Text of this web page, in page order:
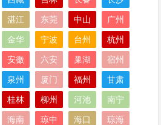
湛江 东莞 中山 广州
金华 宁波 台州 杭州
安徽 六安 巢湖 宿州
泉州 厦门 福州 甘肃
桂林 柳州 河池 南宁
海南 琼中 海口 琼海